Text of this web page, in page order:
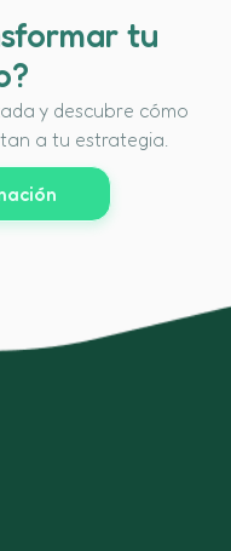
tu
y descubre cómo
a tu estrategia.